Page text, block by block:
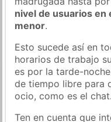
nivel de usuarios en
menor.
Esto sucede así en
horarios de trabajo
es por la tarde-
de tiempo libre para
ocio, como es el chat.
Ten en cuenta que